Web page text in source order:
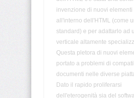
<blockquote>
invenzione di nuovi elementi
all'interno dell'HTML (come
standard) e per adattarlo ad
verticale altamente
Questa pletora di nuovi
portato a problemi di
documenti nelle diverse
Dato il rapido proliferarsi
dell'eterogenità sia del